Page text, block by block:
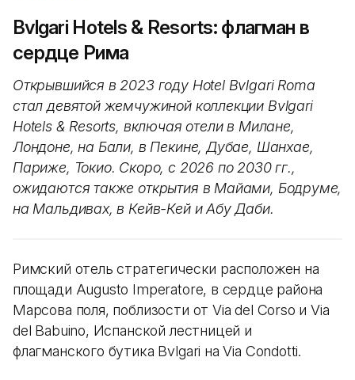
Bvlgari Hotels & Resorts: флагман в
сердце Рима
Открывшийся в 2023 году Hotel Bvlgari Roma
стал девятой жемчужиной коллекции Bvlgari
Hotels & Resorts, включая отели в Милане,
Лондоне, на Бали, в Пекине, Дубае, Шанхае,
Париже, Токио. Скоро, с 2026 по 2030 гг.,
ожидаются также открытия в Майами, Бодруме,
на Мальдивах, в Кейв-Кей и Абу Даби.
Римский отель стратегически расположен на
площади Augusto Imperatore, в сердце района
Марсова поля, поблизости от Via del Corso и Via
del Babuino, Испанской лестницей и
флагманского бутика Bvlgari на Via Condotti.